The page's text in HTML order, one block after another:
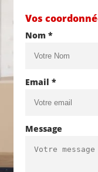
Vos
Nom *
Email *
Message